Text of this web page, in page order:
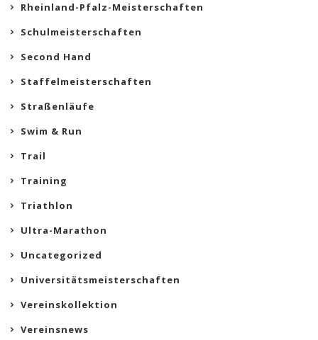
Rheinland-Pfalz-Meisterschaften
Schulmeisterschaften
Second Hand
Staffelmeisterschaften
Straßenläufe
Swim & Run
Trail
Training
Triathlon
Ultra-Marathon
Uncategorized
Universitätsmeisterschaften
Vereinskollektion
Vereinsnews